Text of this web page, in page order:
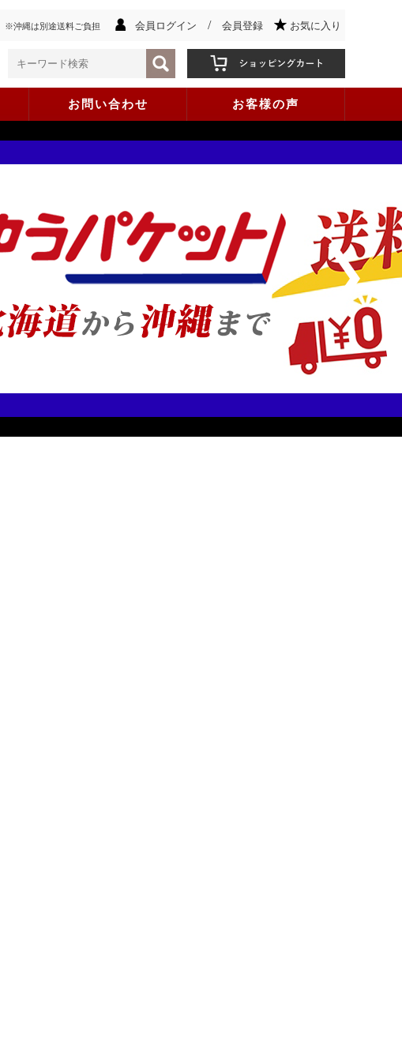
※沖縄は別途送料ご負担 会員ログイン / 会員登録 お気に入り
お問い合わせ お客様の声